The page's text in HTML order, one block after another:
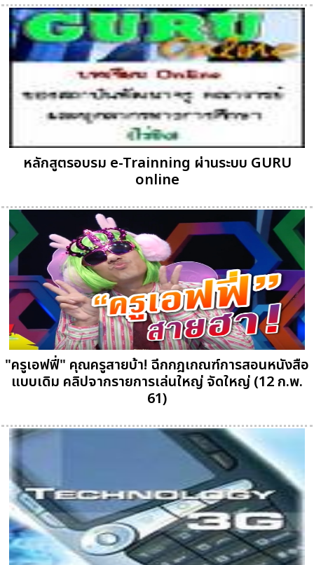
หลักสูตรอบรม e-Trainning ผ่านระบบ GURU
online
"ครูเอฟฟี่" คุณครูสายบ้า! ฉีกกฎเกณฑ์การสอนหนังสือ
แบบเดิม คลิปจากรายการเล่นใหญ่ จัดใหญ่ (12 ก.พ.
61)